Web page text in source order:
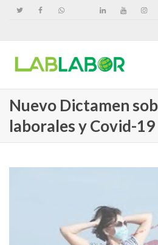
Nuevo Dictamen
laborales y Covid-19